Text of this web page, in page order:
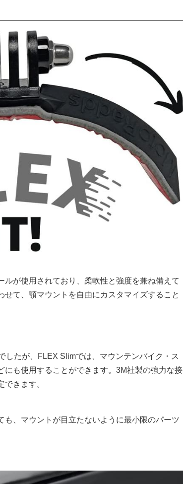
が使用されており、柔軟性と強度を兼ね備えて
て、顎マウントを自由にカスタマイズすること
したが、FLEX Slimでは、マウンテンバイク・ス
にも使用することができます。3M社製の強力な接
きます。
も、マウントが目立たないように最小限のパーツ